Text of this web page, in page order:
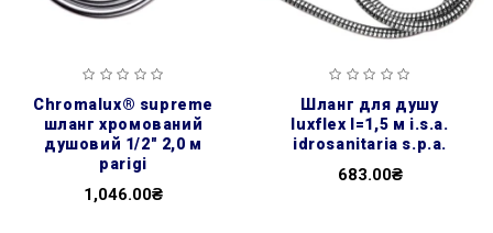
chromalux® supreme
шланг хромований
душовий 1/2″ 2,0 м
parigi
1,046.00₴
шланг для душу
luxflex l=1,5 м i.s.a.
idrosanitaria s.p.a.
683.00₴